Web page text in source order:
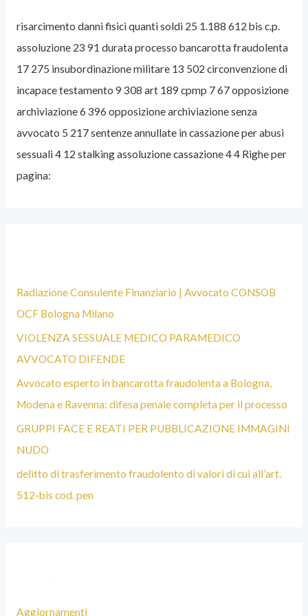
C
A
T
O
P
E
N
A
G
N
A
risarcimento danni fisici quanti soldi 25 1.188 612 bis c.p.
assoluzione 23 91 durata processo bancarotta fraudolenta
17 275 insubordinazione militare 13 502 circonvenzione di
incapace testamento 9 308 art 189 cpmp 7 67 opposizione
archiviazione 6 396 opposizione archiviazione senza
avvocato 5 217 sentenze annullate in cassazione per abusi
sessuali 4 12 stalking assoluzione cassazione 4 4 Righe per
pagina:
Radiazione Consulente Finanziario | Avvocato CONSOB
OCF Bologna Milano
VIOLENZA SESSUALE MEDICO PARAMEDICO
AVVOCATO DIFENDE
Avvocato esperto in bancarotta fraudolenta a Bologna,
Modena e Ravenna: difesa penale completa per il processo
GRUPPI FACE E REATI PER PUBBLICAZIONE IMMAGINI
NUDO
delitto di trasferimento fraudolento di valori di cui all’art.
512-bis cod. pen
Aggiornamenti